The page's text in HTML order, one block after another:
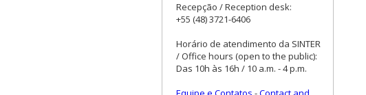
Recepção / Reception desk:
+55 (48) 3721-6406
Horário de atendimento da SINTER
/ Office hours (open to the public):
Das 10h às 16h / 10 a.m. - 4 p.m.